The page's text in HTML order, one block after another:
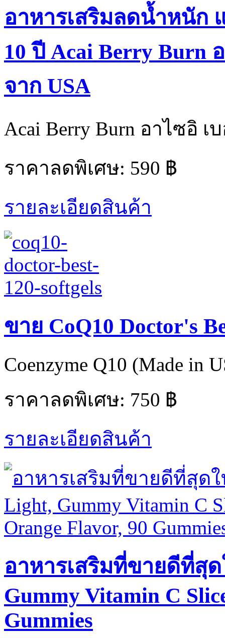
อาหารเสริมลดน้ำหนัก
10 ปี Acai Berry Burn
จาก USA
Acai Berry Burn อาไซอิ เ
ราคาลดพิเศษ: 590 ฿
รายละเอียดสินค้า
ขาย CoQ10 Doctor's
Coenzyme Q10 (Made in
ราคาลดพิเศษ: 750 ฿
รายละเอียดสินค้า
อาหารเสริมที่ขายดีที่สุด
Gummy Vitamin C
Gummies